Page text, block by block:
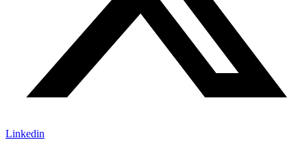
Linkedin